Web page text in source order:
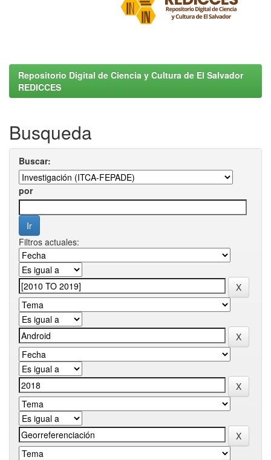
Repositorio Digital de Ciencia y Cultura de El Salvador
REDICCES
Busqueda
Buscar:
por
Filtros actuales: